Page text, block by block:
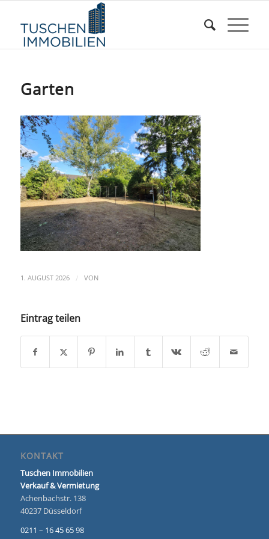
Garten
1. AUGUST 2026 / VON
Eintrag teilen
KONTAKT
Tuschen Immobilien
Verkauf & Vermietung
Achenbachstr. 138
40237 Düsseldorf
0211 – 16 45 65 98